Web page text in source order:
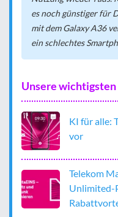
es noch günstiger für
mit dem Galaxy A36
ein schlechtes
Unsere
KI für alle:
vor
Telekom
Unlimited-